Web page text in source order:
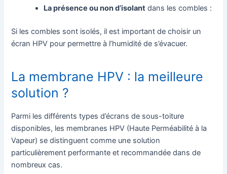
La présence ou non d’isolant dans les combles :
Si les combles sont isolés, il est important de choisir un
écran HPV pour permettre à l’humidité de s’évacuer.
La membrane HPV : la meilleure
solution ?
Parmi les différents types d’écrans de sous-toiture
disponibles, les membranes HPV (Haute Perméabilité à la
Vapeur) se distinguent comme une solution
particulièrement performante et recommandée dans de
nombreux cas.